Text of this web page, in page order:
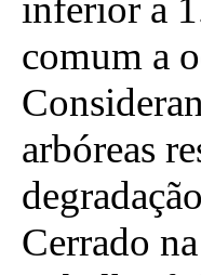
inferior a
comum a
arbóreas
Cerrado